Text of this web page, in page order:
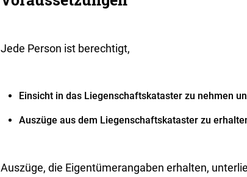
Jede Person ist berechtigt,
Einsicht in das Liegenschaftskataster zu nehmen
Auszüge aus dem Liegenschaftskataster zu
Auszüge, die Eigentümerangaben erhalten,